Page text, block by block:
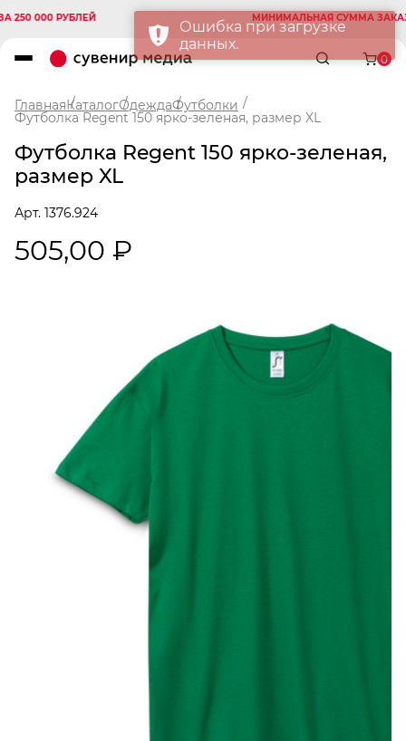
000 РУБЛЕЙ МИНИМАЛЬНАЯ СУММА ЗАКАЗА
0
ГлавнаяКаталогОдеждаФутболки
Футболка Regent 150 ярко-зеленая, размер XL
Футболка Regent 150 ярко-зеленая,
размер XL
Арт. 1376.924
505,00 ₽
Ошибка при загрузке
данных.